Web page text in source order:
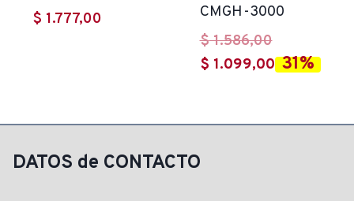
$ 1.777,00
CMGH-3000
$1.586,00El
precio
$ 1.099,00El31%
DATOS de CONTACTO